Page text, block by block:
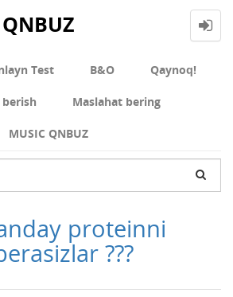
QNBUZ
Test В&О Qaynoq!
berish Maslahat bering
MUSIC QNBUZ
proteinni
???